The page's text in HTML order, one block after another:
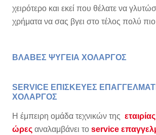
χειρότερο και εκεί που θέλατε να
χρήματα να σας βγει στο τέλος πολύ
ΒΛΑΒΕΣ ΨΥΓΕΙΑ ΧΟΛΑΡΓΟΣ
SERVICE ΕΠΙΣΚΕΥΕΣ
ΧΟΛΑΡΓΟΣ
Η έμπειρη ομάδα τεχνικών της
ώρες αναλαμβάνει το service